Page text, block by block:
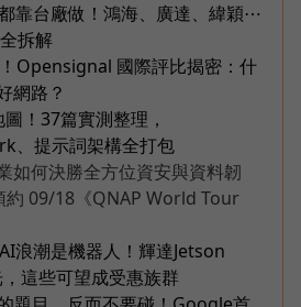
靠台廠做！鴻海、廣達、緯穎⋯
拆解
Opensignal 國際評比揭密：什
網路？
！37篇實測整理，
、提示詞架構全打包
如何決勝全方位資安與資料韌
約 09/18《QNAP World Tour
浪潮是機器人！輝達Jetson
這些可望成受惠族群